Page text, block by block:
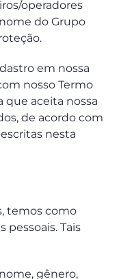
operadores
do Grupo
em nossa
nosso Termo
que aceita nossa
de acordo com
nesta
temos como
pessoais. Tais
gênero,